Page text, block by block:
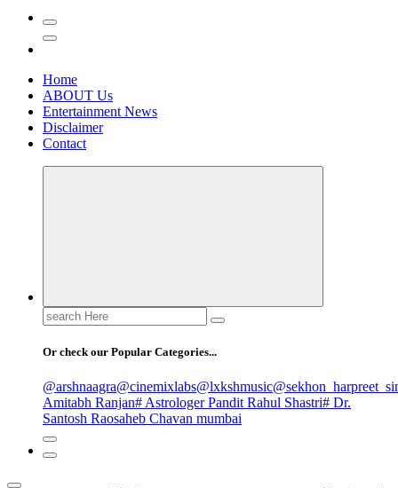
Home
ABOUT Us
Entertainment News
Disclaimer
Contact
Search
for:
Or check our Popular Categories...
@arshnaagra@cinemixlabs@lxkshmusic
Amitabh Ranjan# Astrologer Pandit Rahul Shastri# Dr.
Santosh Raosaheb Chavan mumbai